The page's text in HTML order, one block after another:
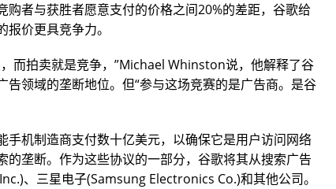
者与获胜者愿意支付的价格之间20%的差距，谷歌给
价更具竞争力。
而拍卖就是竞争，”Michael Whinston说，他解释了谷
领域的垄断地位。但“参与这场竞赛的是广告商。是谷
手机制造商支付数十亿美元，以确保它是用户访问网络
的垄断。作为这些协议的一部分，谷歌将其从搜索广告
、三星电子(Samsung Electronics Co.)和其他公司。